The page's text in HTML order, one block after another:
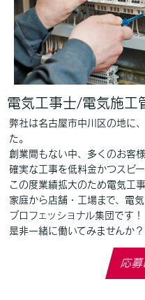
電気工事士/電気施工
弊社は名古屋市中川区の地に
た。
創業間もない中、多くのお客
確実な工事を低料金かつスピ
この度業績拡大のため電気工
家庭から店舗・工場まで、電
プロフェッショナル集団です！
是非一緒に働いてみませんか？
応